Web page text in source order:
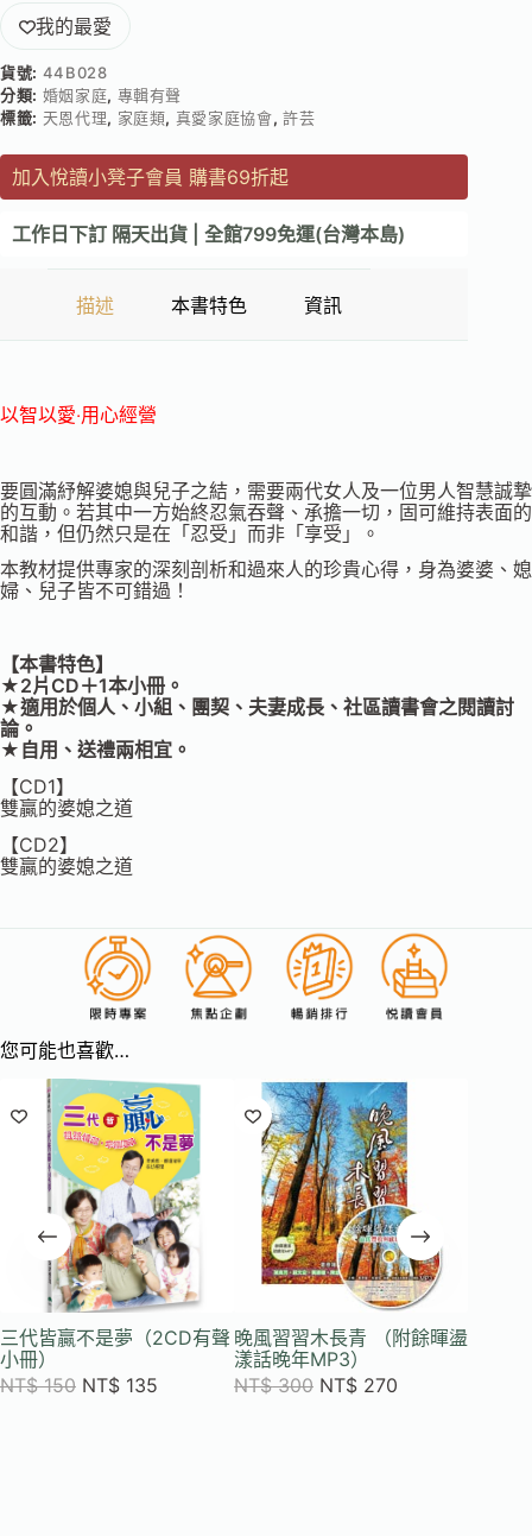
我的最愛
貨號: 44B028
分類: 婚姻家庭, 專輯有聲
標籤: 天恩代理, 家庭類, 真愛家庭協會,許芸
加入悅讀小凳子會員 購書69折起
工作日下訂 隔天出貨 | 全館799免運(台灣本島)
描述 本書特色 資訊
以智以愛‧用心經營
要圓滿紓解婆媳與兒子之結，需要兩代女人及一位男人智慧誠摯
的互動。若其中一方始終忍氣吞聲、承擔一切，固可維持表面的
和諧，但仍然只是在「忍受」而非「享受」。
本教材提供專家的深刻剖析和過來人的珍貴心得，身為婆婆、媳
婦、兒子皆不可錯過！
【本書特色】
★2片CD＋1本小冊。
★適用於個人、小組、團契、夫妻成長、社區讀書會之閱讀討
論。
★自用、送禮兩相宜。
【CD1】
雙贏的婆媳之道
【CD2】
雙贏的婆媳之道
您可能也喜歡…
三代皆贏不是夢（2CD有聲
小冊）
NT$150 NT$ 135
晚風習習木長青 （附餘暉盪
漾話晚年MP3）
NT$300 NT$ 270